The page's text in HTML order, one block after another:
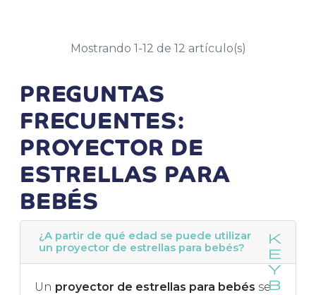
Mostrando 1-12 de 12 artículo(s)
PREGUNTAS
FRECUENTES:
PROYECTOR DE
ESTRELLAS PARA
BEBÉS
¿A partir de qué edad se puede utilizar
un proyector de estrellas para bebés?
Un proyector de estrellas para bebés se